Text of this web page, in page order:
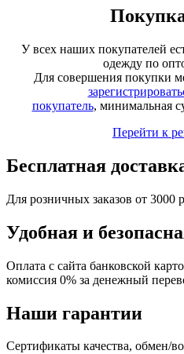
У всех наших покупателей
одежду по
Для совершения покупки
покупатель, минимальная
Перейти к
Бесплатная
Для розничных заказов от 3000
Удобная и
Оплата с сайта банковской
комиссия 0% за денежный
Наши гарантии
Сертификаты качества, обмен/